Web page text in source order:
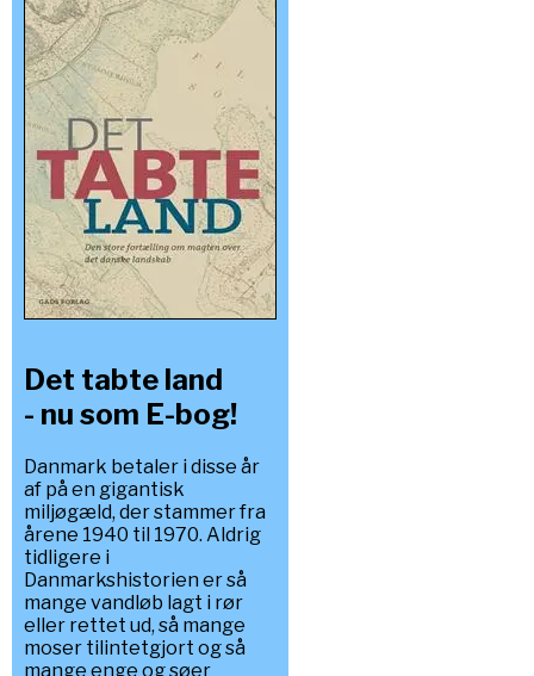
Det tabte land
- nu som E-bog!
Danmark betaler i disse år
af på en gigantisk
miljøgæld, der stammer fra
årene 1940 til 1970. Aldrig
tidligere i
Danmarkshistorien er så
mange vandløb lagt i rør
eller rettet ud, så mange
moser tilintetgjort og så
mange enge og søer